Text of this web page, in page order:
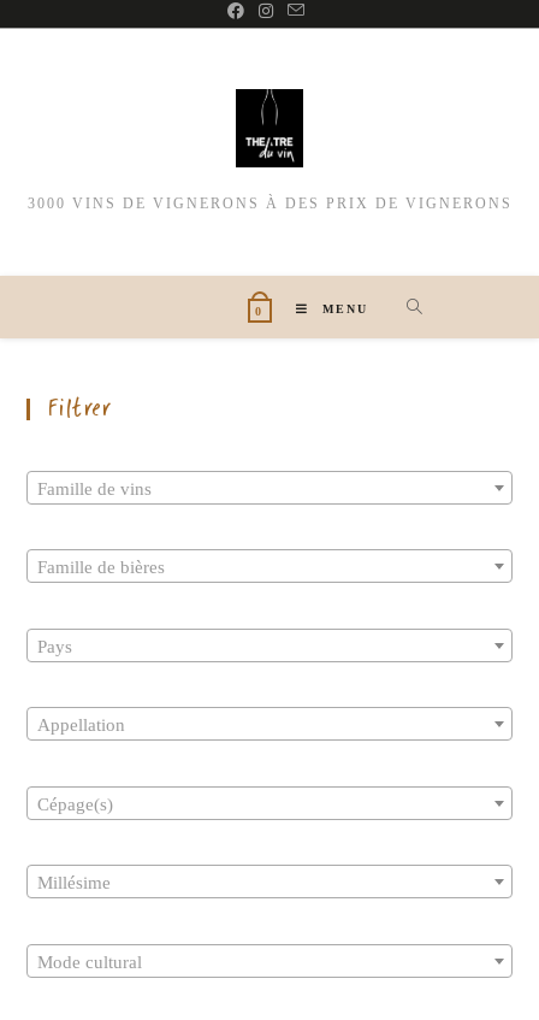
3000 VINS DE VIGNERONS À DES PRIX DE VIGNERONS
0 MENU
Filtrer
Famille de vins
Famille de bières
Pays
Appellation
Cépage(s)
Millésime
Mode cultural